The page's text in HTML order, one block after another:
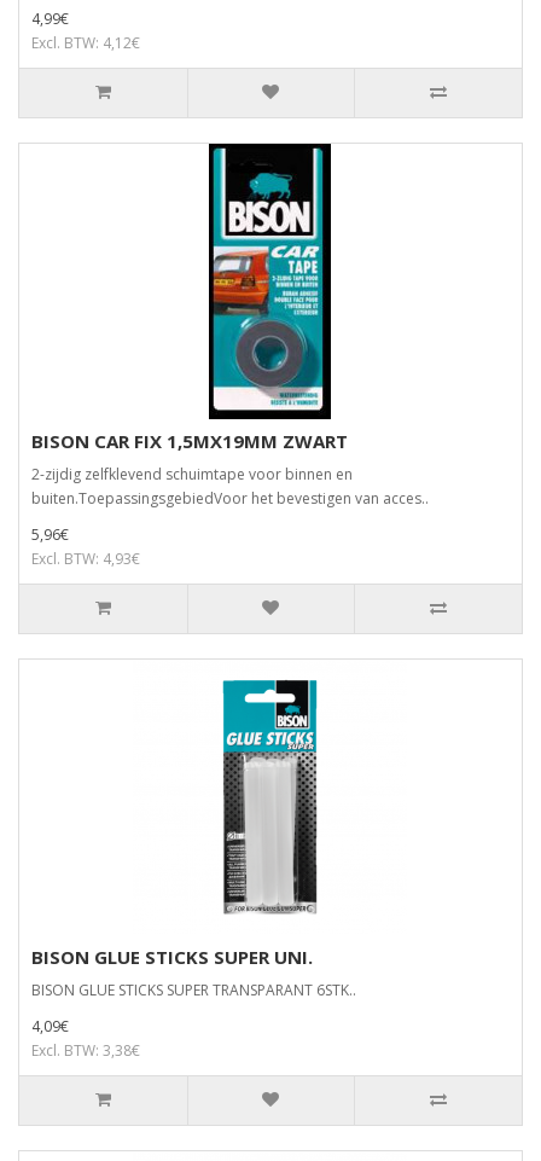
4,99€
Excl. BTW: 4,12€
BISON CAR FIX 1,5MX19MM ZWART
2-zijdig zelfklevend schuimtape voor binnen en
buiten.ToepassingsgebiedVoor het bevestigen van acces..
5,96€
Excl. BTW: 4,93€
BISON GLUE STICKS SUPER UNI.
BISON GLUE STICKS SUPER TRANSPARANT 6STK..
4,09€
Excl. BTW: 3,38€